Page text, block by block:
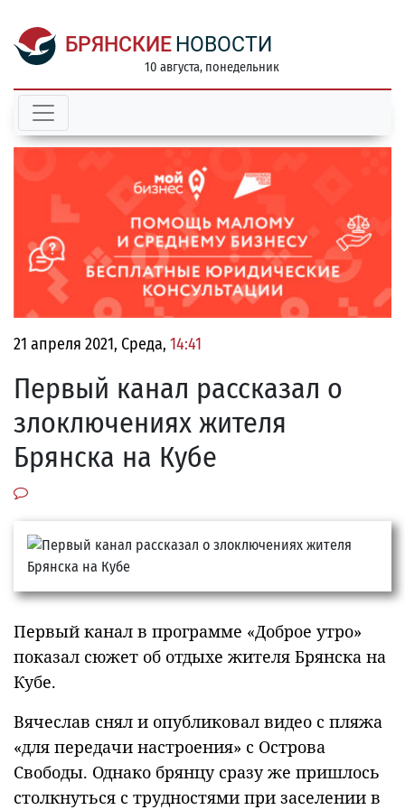
БРЯНСКИЕ НОВОСТИ
10 августа, понедельник
21 апреля 2021, Среда, 14:41
Первый канал рассказал о
злоключениях жителя
Брянска на Кубе
Первый канал в программе «Доброе утро»
показал сюжет об отдыхе жителя Брянска на
Кубе.
Вячеслав снял и опубликовал видео с пляжа
«для передачи настроения» с Острова
Свободы. Однако брянцу сразу же пришлось
столкнуться с трудностями при заселении в